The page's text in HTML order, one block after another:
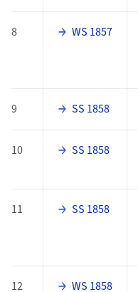
8 WS 1857
9 SS 1858
10 SS 1858
11 SS 1858
12 WS 1858